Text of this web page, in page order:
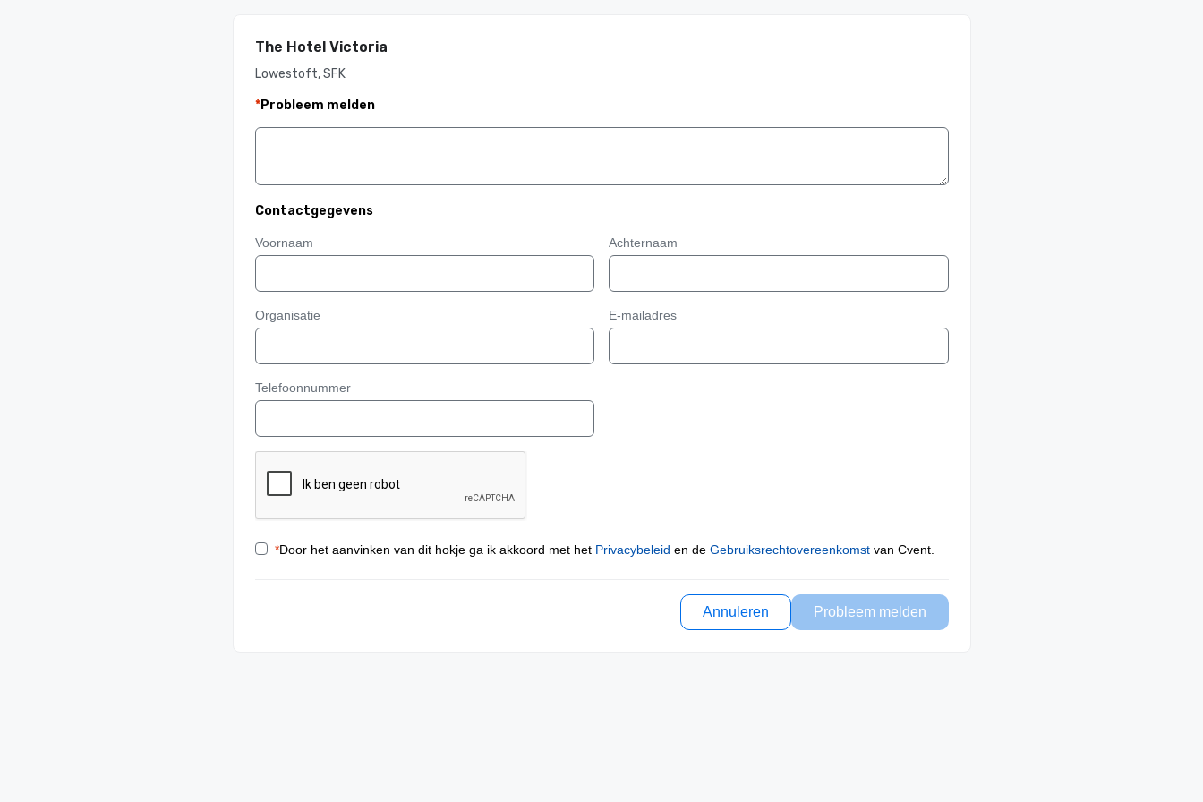
The Hotel Victoria
Lowestoft, SFK
*Probleem melden
Contactgegevens
Voornaam Achternaam
Organisatie E-mailadres
Telefoonnummer
*Door het aanvinken van dit hokje ga ik akkoord met het Privacybeleid en de Gebruiksrechtovereenkomstvan Cvent.
Annuleren Probleem melden